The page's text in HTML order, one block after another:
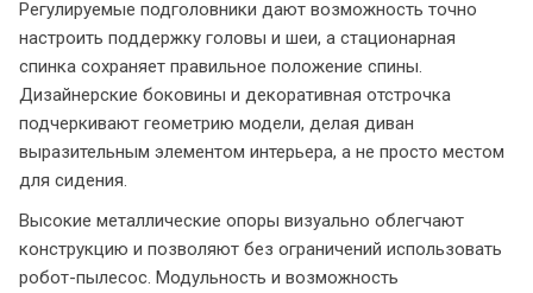
Регулируемые подголовники дают возможность точно
настроить поддержку головы и шеи, а стационарная
спинка сохраняет правильное положение спины.
Дизайнерские боковины и декоративная отстрочка
подчеркивают геометрию модели, делая диван
выразительным элементом интерьера, а не просто местом
для сидения.
Высокие металлические опоры визуально облегчают
конструкцию и позволяют без ограничений использовать
робот-пылесос. Модульность и возможность